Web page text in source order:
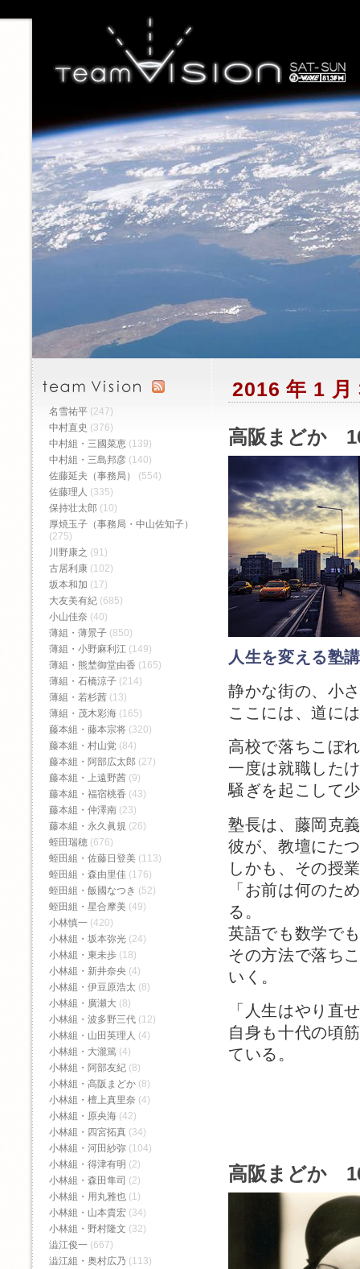
2016 年 1 月
高阪まどか
人生を変える塾
静かな街の、小
ここには、道に
高校で落ちこぼ
一度は就職した
騒ぎを起こして
塾長は、藤岡克
彼が、教壇にた
しかも、その授
「お前は何のた
る。
英語でも数学で
その方法で落ち
いく。
「人生はやり直
自身も十代の頃
ている。
高阪まどか
名雪祐平 (247)
中村直史 (376)
中村組・三國菜恵 (139)
中村組・三島邦彦 (140)
佐藤延夫（事務局）
(554)
佐藤理人 (335)
保持壮太郎 (10)
厚焼玉子（事務局・中山佐知子）
(275)
川野康之 (91)
古居利康 (102)
坂本和加 (17)
大友美有紀 (685)
小山佳奈 (40)
薄組・薄景子 (850)
薄組・小野麻利江 (149)
薄組・熊埜御堂由香 (165)
薄組・石橋涼子 (214)
薄組・若杉茜 (13)
薄組・茂木彩海 (165)
藤本組・藤本宗将 (320)
藤本組・村山覚 (84)
藤本組・阿部広太郎 (27)
藤本組・上遠野茜 (9)
藤本組・福宿桃香‬ (43)
藤本組・仲澤南 (23)
藤本組・永久眞規 (26)
蛭田瑞穂 (676)
蛭田組・佐藤日登美 (113)
蛭田組・森由里佳 (176)
蛭田組・飯國なつき (52)
蛭田組・星合摩美 (49)
小林慎一 (420)
小林組・坂本弥光 (24)
小林組・東未歩 (18)
小林組・新井奈央 (4)
小林組・伊豆原浩太 (8)
小林組・廣瀬大 (8)
小林組・波多野三代 (12)
小林組・山田英理人 (4)
小林組・大瀧篤 (4)
小林組・阿部友紀 (8)
小林組・高阪まどか (8)
小林組・檀上真里奈 (4)
小林組・原央海 (42)
小林組・四宮拓真 (34)
小林組・河田紗弥 (104)
小林組・得津有明 (2)
小林組・森田隼司 (2)
小林組・用丸雅也 (1)
小林組・山本貴宏 (34)
小林組・野村隆文 (32)
澁江俊一 (667)
澁江組・奥村広乃 (113)